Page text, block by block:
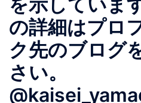
の詳細はプロ
ク先のブログ
さい。